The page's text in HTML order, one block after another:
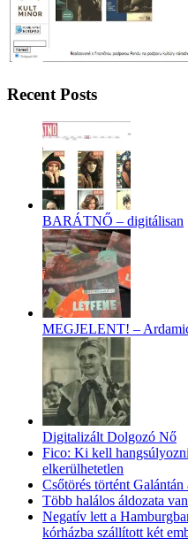
Recent Posts
BARÁTNŐ – digitálisan
MEGJELENT! –
Digitalizált Dolgozó Nő
Fico: Ki kell
elkerülhetetlen
Csőtörés történt
Több halálos áldozata
Negatív lett a
kórházba szállított két